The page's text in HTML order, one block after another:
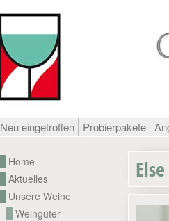
Neu eingetroffen Probierpakete
Home
Aktuelles
Unsere Weine
Weingüter